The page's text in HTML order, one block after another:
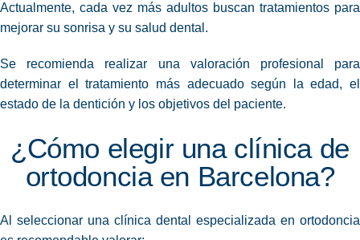
Actualmente, cada vez más adultos buscan tratamientos para
mejorar su sonrisa y su salud dental.
Se recomienda realizar una valoración profesional para
determinar el tratamiento más adecuado según la edad, el
estado de la dentición y los objetivos del paciente.
¿Cómo elegir una clínica de
ortodoncia en Barcelona?
Al seleccionar una clínica dental especializada en ortodoncia